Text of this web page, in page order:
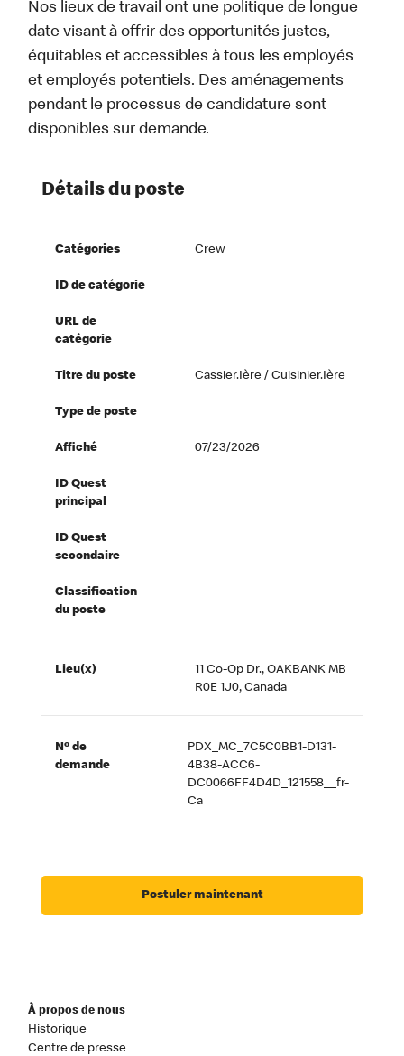
Nos lieux de travail ont une politique de longue
date visant à offrir des opportunités justes,
équitables et accessibles à tous les employés
et employés potentiels. Des aménagements
pendant le processus de candidature sont
disponibles sur demande.
Détails du poste
Catégories Crew
ID de catégorie
URL de
catégorie
Titre du poste Cassier.ière / Cuisinier.ière
Type de poste
Affiché 07/23/2026
ID Quest
principal
ID Quest
secondaire
Classification
du poste
Lieu(x)
11 Co-Op Dr., OAKBANK MB
R0E 1J0, Canada
Nº de
demande
PDX_MC_7C5C0BB1-D131-
4B38-ACC6-
DC0066FF4D4D_121558__fr-
Ca
Postuler maintenant
À propos de nous
Historique
Centre de presse